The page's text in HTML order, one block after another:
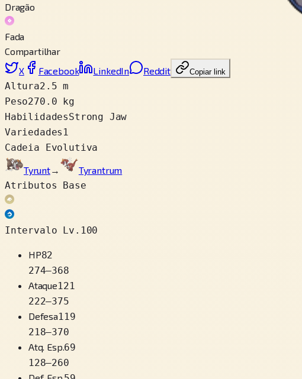
Dragão
Fada
Compartilhar
X
Facebook LinkedIn Reddit Copiar link
Altura2.5 m
Peso270.0 kg
HabilidadesStrong Jaw
Variedades 1
Cadeia Evolutiva
Tyrunt→
Tyrantrum
Atributos Base
Intervalo Lv.100
HP82
274–368
Ataque121
222–375
Defesa119
218–370
Atq. Esp.69
128–260